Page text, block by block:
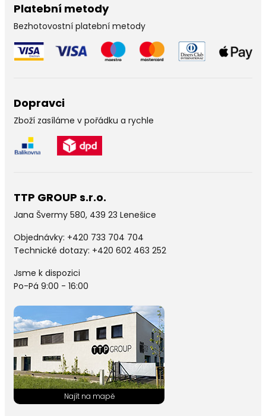
Platební metody
Bezhotovostní platební metody
Dopravci
Zboží zasíláme v pořádku a rychle
TTP GROUP s.r.o.
Jana Švermy 580, 439 23 Lenešice
Objednávky: +420 733 704 704
Technické dotazy: +420 602 463 252
Jsme k dispozici
Po-Pá 9:00 - 16:00